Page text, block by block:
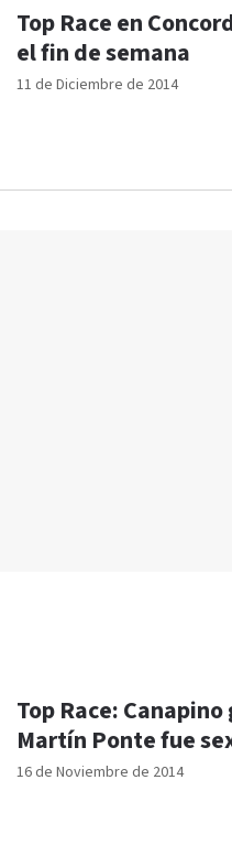
11 de Diciembre de 2014
Top Race en
el fin de semana
16 de Noviembre de 2014
Top Race:
Martín Ponte fue